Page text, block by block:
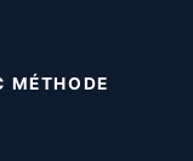
MÉTHODE